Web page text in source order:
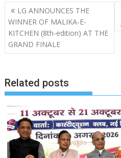
Post
navigation
LG ANNOUNCES THE
WINNER OF MALIKA-E-
KITCHEN (8th-edition) AT THE
GRAND FINALE
Related posts